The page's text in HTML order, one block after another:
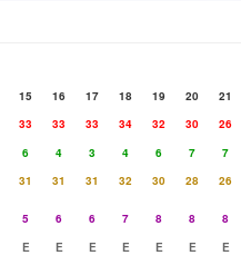
15 16 17 18 19 20 21
33 33 33 34 32 30 26
6 4 3 4 6 7 7
31 31 31 32 30 28 26
5 6 6 7 8 8 8
E E E E E E E